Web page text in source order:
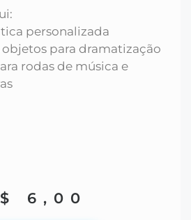
personalizada
objetos para dramatização
rodas de música e
6,00